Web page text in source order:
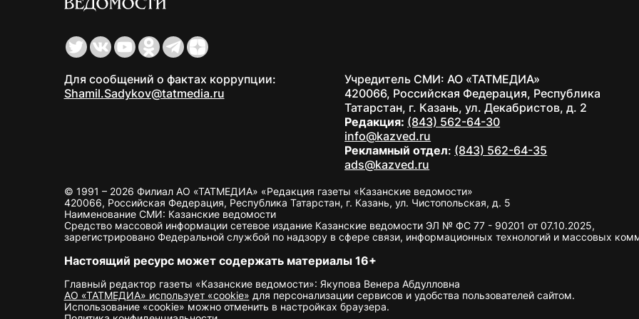
Для сообщений о фактах коррупции:
Shamil.Sadykov@tatmedia.ru
Учредитель СМИ: АО «ТАТМЕДИА»
420066, Российская Федерация, Республика
Татарстан, г. Казань, ул. Декабристов, д. 2
Редакция: (843) 562-64-30
info@kazved.ru
Рекламный отдел: (843) 562-64-35
ads@kazved.ru
© 1991 – 2026 Филиал АО «ТАТМЕДИА» «Редакция газеты «Казанские ведомости»
420066, Российская Федерация, Республика Татарстан, г. Казань, ул. Чистопольская, д. 5
Наименование СМИ: Казанские ведомости
Средство массовой информации сетевое издание Казанские ведомости ЭЛ № ФС 77 - 90201 от 07.10.2025,
зарегистрировано Федеральной службой по надзору в сфере связи, информационных технологий и массовых
Настоящий ресурс может содержать материалы 16+
Главный редактор газеты «Казанские ведомости»: Якупова Венера Абдулловна
АО «ТАТМЕДИА» использует «cookie» для персонализации сервисов и удобства пользователей сайтом.
Использование «cookie» можно отменить в настройках браузера.